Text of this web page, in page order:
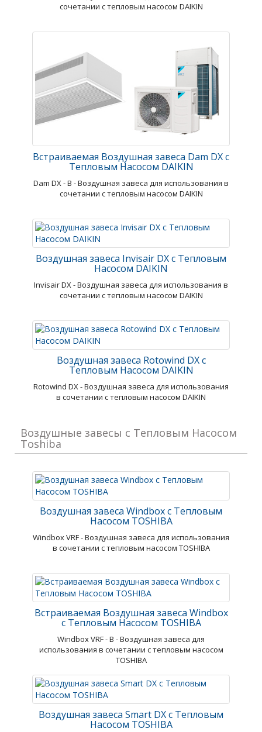
сочетании с тепловым насосом DAIKIN
Встраиваемая Воздушная завеса Dam DX с
Тепловым Насосом DAIKIN
Dam DX - В - Воздушная завеса для использования в
сочетании с тепловым насосом DAIKIN
Воздушная завеса Invisair DX с Тепловым
Насосом DAIKIN
Invisair DX - Воздушная завеса для использования в
сочетании с тепловым насосом DAIKIN
Воздушная завеса Rotowind DX с
Тепловым Насосом DAIKIN
Rotowind DX - Воздушная завеса для использования
в сочетании с тепловым насосом DAIKIN
Воздушные завесы с Тепловым Насосом
Toshiba
Воздушная завеса Windbox с Тепловым
Насосом TOSHIBA
Windbox VRF - Воздушная завеса для использования
в сочетании с тепловым насосом TOSHIBA
Встраиваемая Воздушная завеса Windbox
с Тепловым Насосом TOSHIBA
Windbox VRF - В - Воздушная завеса для
использования в сочетании с тепловым насосом
TOSHIBA
Воздушная завеса Smart DX с Тепловым
Насосом TOSHIBA